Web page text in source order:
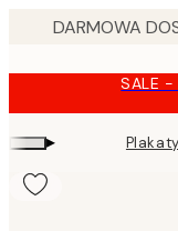
SALE -
▸ Plakaty